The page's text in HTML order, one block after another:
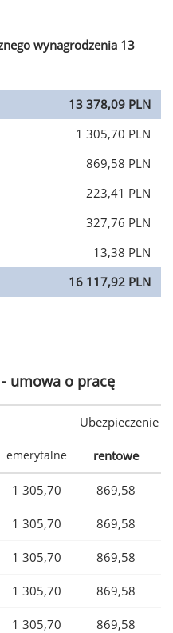
wynagrodzenia 13
13 378,09 PLN
1 305,70 PLN
869,58 PLN
223,41 PLN
327,76 PLN
13,38 PLN
16 117,92 PLN
umowa o pracę
Ubezpieczenie
emerytalne rentowe
1 305,70 869,58
1 305,70 869,58
1 305,70 869,58
1 305,70 869,58
1 305,70 869,58